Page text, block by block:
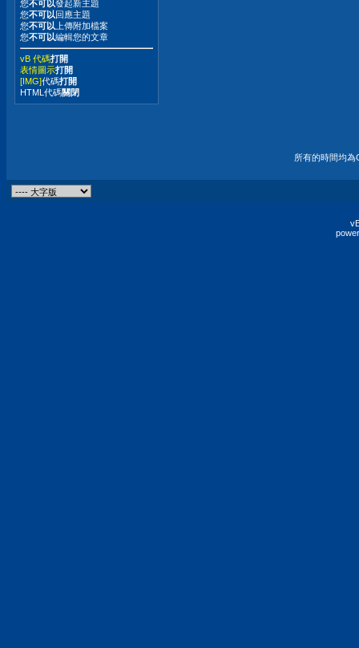
您不可以發起新主題
您不可以回應主題
您不可以 上傳附加檔案
您不可以編輯您的文章
vB 代碼打開
表情圖示打開
[IMG]代碼打開
HTML代碼關閉
所有的時間均為